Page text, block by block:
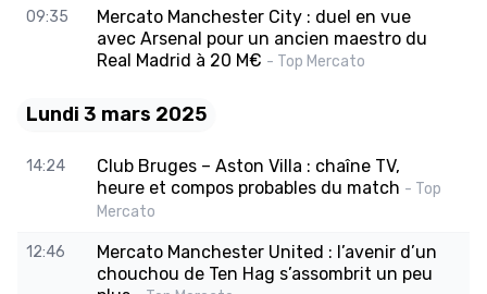
09:35
Mercato Manchester City : duel en vue
avec Arsenal pour un ancien maestro du
Real Madrid à 20 M€ - Top Mercato
Lundi 3 mars 2025
14:24
Club Bruges – Aston Villa : chaîne TV,
heure et compos probables du match - Top
Mercato
12:46
Mercato Manchester United : l’avenir d’un
chouchou de Ten Hag s’assombrit un peu